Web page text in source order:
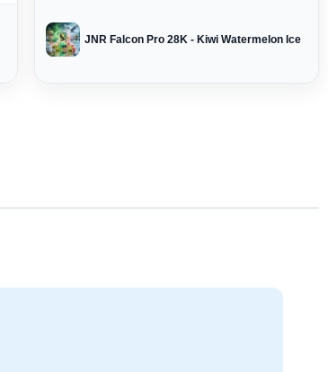
JNR Falcon Pro 28K - Kiwi Watermelon Ice